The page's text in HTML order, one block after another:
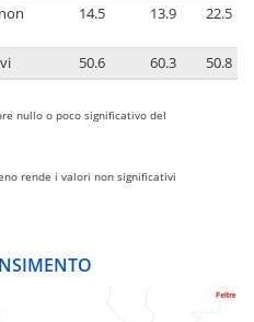
14.5 13.9 22.5
50.6 60.3 50.8
nullo o poco significativo del
rende i valori non significativi